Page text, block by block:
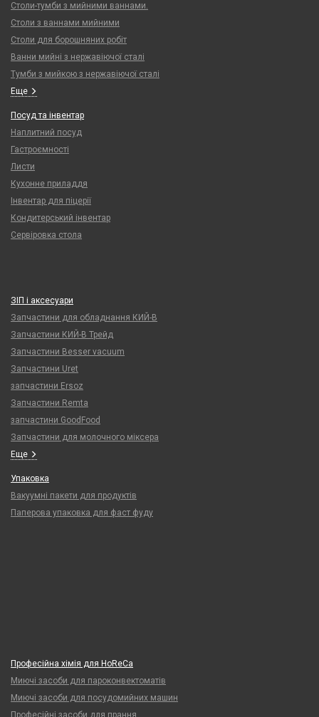
Столи-тумби з мийними ваннами.
Столи з ваннами мийними
Столи для борошняних робіт
Ванни мийні з нержавіючої сталі
Тумби з мийкою з нержавіючої сталі
Еще
Посуд та інвентар
Наплитний посуд
Гастроємності
Листи
Кухонне приладдя
Інвентар для піцерії
Кондитерський інвентар
Сервіровка стола
ЗІП і аксесуари
Запчастини для обладнання КИЙ-В
Запчастини КИЙ-В Трейд
Запчастини Besser vacuum
Запчастини Uret
запчастини Ersoz
Запчастини Remta
запчастини GoodFood
Запчастини для молочного міксера
Еще
Упаковка
Вакуумні пакети для продуктів
Паперова упаковка для фаст фуду
Професійна хімія для HoReCa
Миючі засоби для пароконвектоматів
Миючі засоби для посудомийних машин
Професійні засоби для прання